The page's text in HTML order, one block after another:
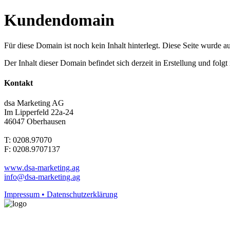
Kundendomain
Für diese Domain ist noch kein Inhalt hinterlegt. Diese Seite wurde
Der Inhalt dieser Domain befindet sich derzeit in Erstellung und
Kontakt
dsa Marketing AG
Im Lipperfeld 22a-24
46047 Oberhausen
T: 0208.97070
F: 0208.9707137
www.dsa-marketing.ag
info@dsa-marketing.ag
Impressum • Datenschutzerklärung